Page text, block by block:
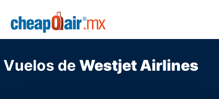
Skip to main content
Vuelos de Westjet Airlines